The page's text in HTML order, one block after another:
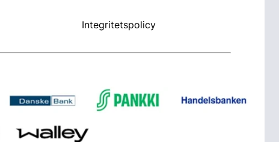
Integritetspolicy